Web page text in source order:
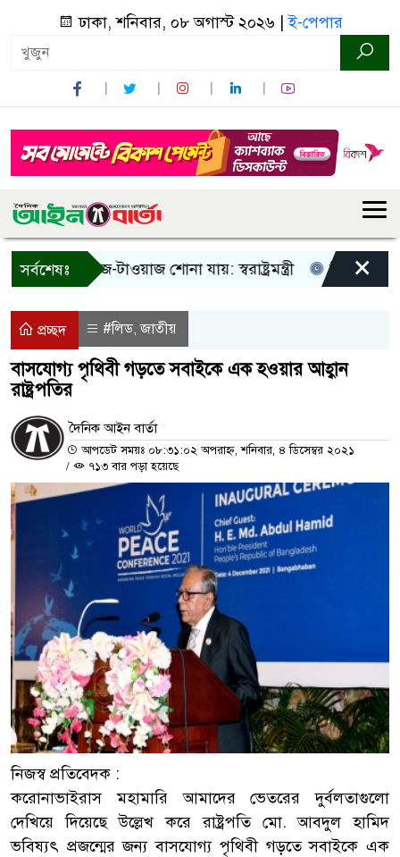
ঢাকা, শনিবার, ০৮ অগাস্ট ২০২৬ |ই-পেপার
সর্বশেষঃ
শুধু আওয়াজ-টাওয়াজ শোনা যায়: স্বরাষ্ট্রমন্ত্রী তিন দিনের
×
প্রচ্ছদ #লিড,জাতীয়
বাসযোগ্য পৃথিবী গড়তে সবাইকে এক হওয়ার আহ্বান
রাষ্ট্রপতির
দৈনিক আইন বার্তা
আপডেট সময়ঃ ০৮:৩১:০২ অপরাহ্ন, শনিবার, ৪ ডিসেম্বর ২০২১
/
৭১৩ বার পড়া হয়েছে
নিজস্ব প্রতিবেদক :
করোনাভাইরাস মহামারি আমাদের ভেতরের দুর্বলতাগুলো
দেখিয়ে দিয়েছে উল্লেখ করে রাষ্ট্রপতি মো. আবদুল হামিদ
ভবিষ্যৎ প্রজন্মের জন্য বাসযোগ্য পৃথিবী গড়তে সবাইকে এক